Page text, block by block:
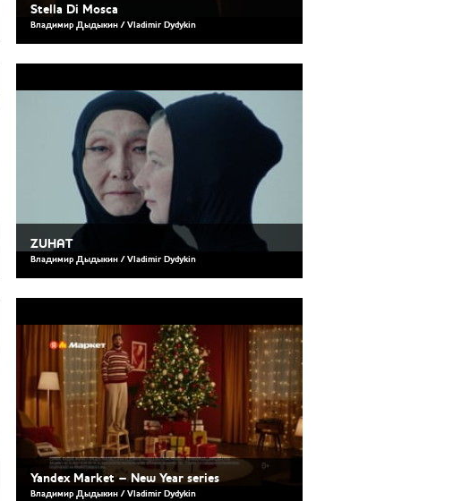
Stella Di Mosca
Владимир Дыдыкин / Vladimir Dydykin
ZUHAT
Владимир Дыдыкин / Vladimir Dydykin
Yandex Market – New Year series
Владимир Дыдыкин / Vladimir Dydykin